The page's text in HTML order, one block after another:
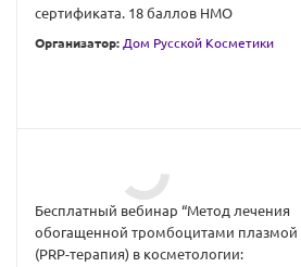
сертификата. 18 баллов НМО
Организатор: Дом Русской Косметики
Бесплатный вебинар “Метод лечения
обогащенной тромбоцитами плазмой
(PRP-терапия) в косметологии: